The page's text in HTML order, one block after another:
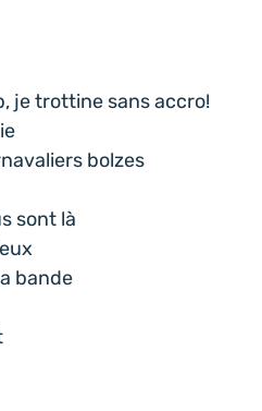
je trottine sans accro!
bolzes
sont là
bande